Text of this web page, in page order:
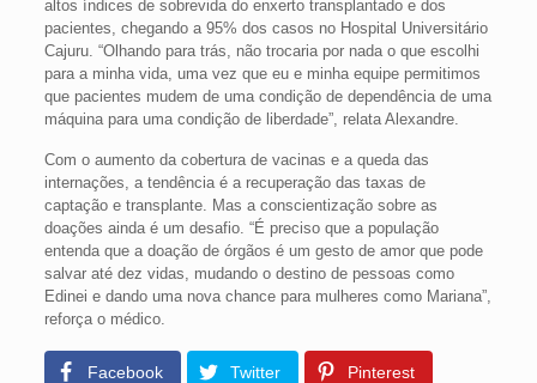
altos índices de sobrevida do enxerto transplantado e dos
pacientes, chegando a 95% dos casos no Hospital Universitário
Cajuru. “Olhando para trás, não trocaria por nada o que escolhi
para a minha vida, uma vez que eu e minha equipe permitimos
que pacientes mudem de uma condição de dependência de uma
máquina para uma condição de liberdade”, relata Alexandre.
Com o aumento da cobertura de vacinas e a queda das
internações, a tendência é a recuperação das taxas de
captação e transplante. Mas a conscientização sobre as
doações ainda é um desafio. “É preciso que a população
entenda que a doação de órgãos é um gesto de amor que pode
salvar até dez vidas, mudando o destino de pessoas como
Edinei e dando uma nova chance para mulheres como Mariana”,
reforça o médico.
Facebook Twitter Pinterest